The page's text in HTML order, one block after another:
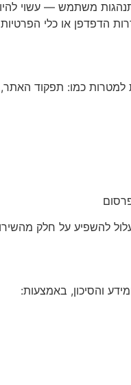
משתמש — עשוי
הדפדפן או כלי
להשפיע על חלק
והסיכון, באמצעות: